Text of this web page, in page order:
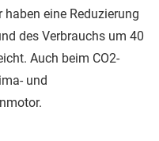
eine Reduzierung
des Verbrauchs um 40
Auch beim CO2-
und